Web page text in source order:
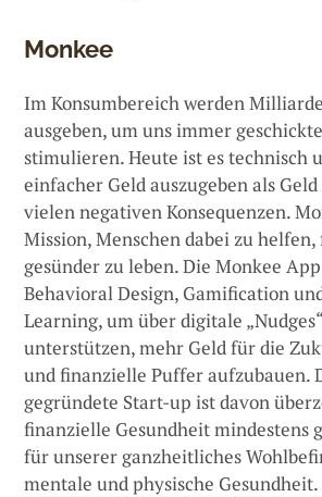
Monkee
Im Konsumbereich werden
ausgeben, um uns immer
stimulieren. Heute ist es technisch
einfacher Geld auszugeben als
vielen negativen Konsequenzen.
Mission, Menschen dabei zu
gesünder zu leben. Die Monkee
Behavioral Design, Gamification
Learning, um über digitale
unterstützen, mehr Geld für die
und finanzielle Puffer aufzubauen.
gegründete Start-up ist davon
finanzielle Gesundheit mindestens
für unserer ganzheitliches
mentale und physische Gesundheit.